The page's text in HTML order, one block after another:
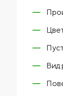
Вид